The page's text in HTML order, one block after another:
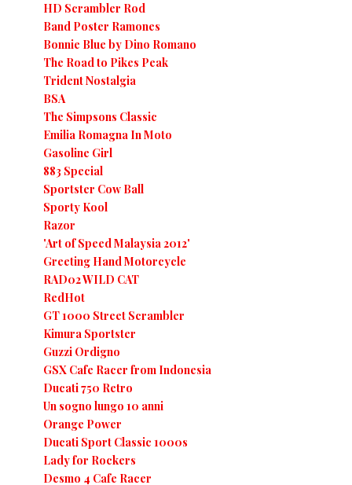
HD Scrambler Rod
Band Poster Ramones
Bonnie Blue by Dino Romano
The Road to Pikes Peak
Trident Nostalgia
BSA
The Simpsons Classic
Emilia Romagna In Moto
Gasoline Girl
883 Special
Sportster Cow Ball
Sporty Kool
Razor
'Art of Speed Malaysia 2012'
Greeting Hand Motorcycle
RAD02 WILD CAT
RedHot
GT 1000 Street Scrambler
Kimura Sportster
Guzzi Ordigno
GSX Cafe Racer from Indonesia
Ducati 750 Retro
Un sogno lungo 10 anni
Orange Power
Ducati Sport Classic 1000s
Lady for Rockers
Desmo 4 Cafe Racer